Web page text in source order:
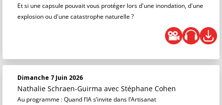
Et si une capsule pouvait vous protéger lors d'une inondation, d'une
explosion ou d'une catastrophe naturelle ?
Dimanche 7 Juin 2026
Nathalie Schraen-Guirma avec Stéphane Cohen
Au programme : Quand l’IA s’invite dans l’Artisanat